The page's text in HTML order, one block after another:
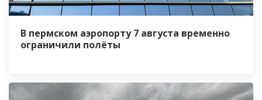
В пермском аэропорту 7 августа временно
ограничили полёты